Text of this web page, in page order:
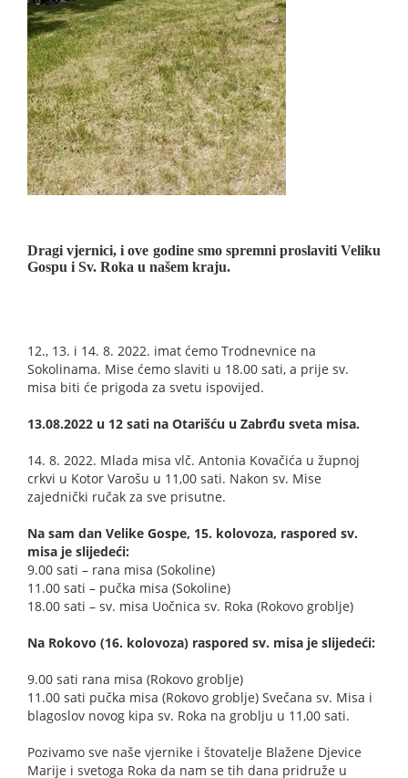
Dragi vjernici, i ove godine smo spremni proslaviti Veliku
Gospu i Sv. Roka u našem kraju.
12., 13. i 14. 8. 2022. imat ćemo Trodnevnice na
Sokolinama. Mise ćemo slaviti u 18.00 sati, a prije sv.
misa biti će prigoda za svetu ispovijed.
13.08.2022 u 12 sati na Otarišću u Zabrđu sveta misa.
14. 8. 2022. Mlada misa vlč. Antonia Kovačića u župnoj
crkvi u Kotor Varošu u 11,00 sati. Nakon sv. Mise
zajednički ručak za sve prisutne.
Na sam dan Velike Gospe, 15. kolovoza, raspored sv.
misa je slijedeći:
9.00 sati – rana misa (Sokoline)
11.00 sati – pučka misa (Sokoline)
18.00 sati – sv. misa Uočnica sv. Roka (Rokovo groblje)
Na Rokovo (16. kolovoza) raspored sv. misa je slijedeći:
9.00 sati rana misa (Rokovo groblje)
11.00 sati pučka misa (Rokovo groblje) Svečana sv. Misa i
blagoslov novog kipa sv. Roka na groblju u 11,00 sati.
Pozivamo sve naše vjernike i štovatelje Blažene Djevice
Marije i svetoga Roka da nam se tih dana pridruže u